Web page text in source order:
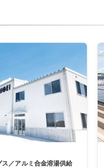
／アルミ合金溶湯供給